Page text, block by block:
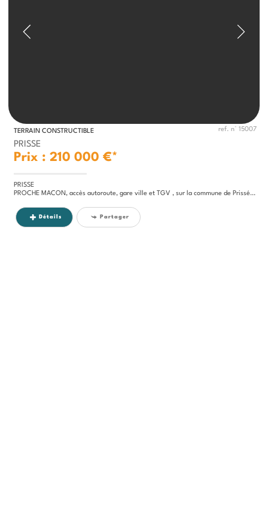
TERRAIN CONSTRUCTIBLE ref. n° 15007
PRISSE
Prix : 210 000 €*
PRISSE
PROCHE MACON, accès autoroute, gare ville et TGV , sur la commune de Prissé , commune avec commerces , vie associative...
Détails Partager